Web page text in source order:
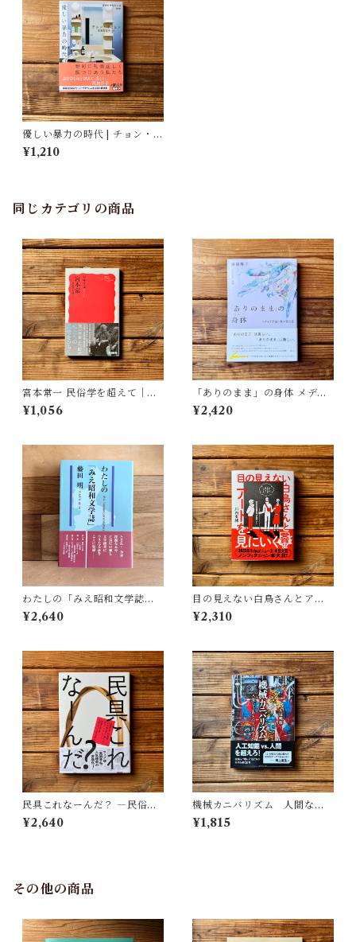
優しい暴力の時代 | チョン・イ
ヒョン, 斎藤 真理子(翻訳)
¥1,210
同じカテゴリの商品
宮本常一 民俗学を超えて｜木
村 哲也
¥1,056
「ありのまま」の身体 メディ
アが描く私の見た目 | 藤嶋 陽
子(著)
¥2,420
わたしの「みえ昭和文学誌」 |
藤田 明
¥2,640
目の見えない白鳥さんとアー
トを見にいく | 川内 有緒
¥2,310
民具これなーんだ？ ―民俗学
者・宮本常一が美術大学に遺
した民具コレクション | 加藤幸
¥2,640
機械カニバリズム 人間なき
あとの人類学へ｜久保 明教
¥1,815
その他の商品